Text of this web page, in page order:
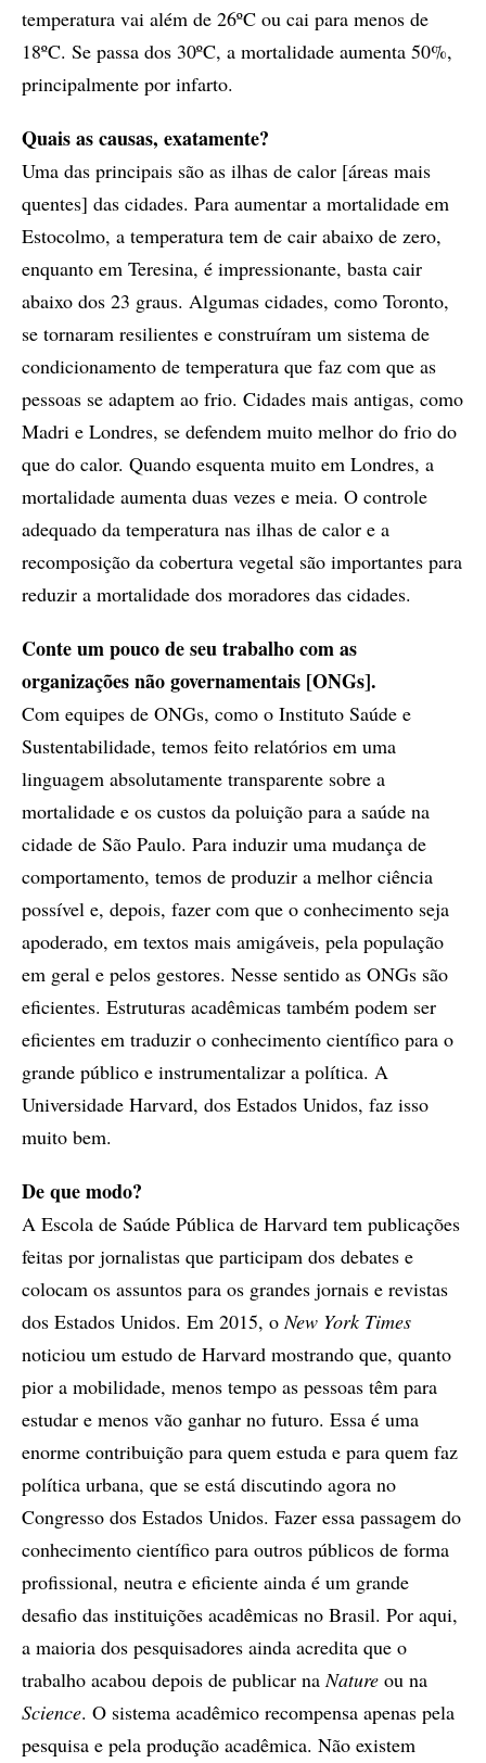
temperatura vai além de 26ºC ou cai para menos de
18ºC. Se passa dos 30ºC, a mortalidade aumenta 50%,
principalmente por infarto.
Quais as causas, exatamente?
Uma das principais são as ilhas de calor [áreas mais
quentes] das cidades. Para aumentar a mortalidade em
Estocolmo, a temperatura tem de cair abaixo de zero,
enquanto em Teresina, é impressionante, basta cair
abaixo dos 23 graus. Algumas cidades, como Toronto,
se tornaram resilientes e construíram um sistema de
condicionamento de temperatura que faz com que as
pessoas se adaptem ao frio. Cidades mais antigas, como
Madri e Londres, se defendem muito melhor do frio do
que do calor. Quando esquenta muito em Londres, a
mortalidade aumenta duas vezes e meia. O controle
adequado da temperatura nas ilhas de calor e a
recomposição da cobertura vegetal são importantes para
reduzir a mortalidade dos moradores das cidades.
Conte um pouco de seu trabalho com as
organizações não governamentais [ONGs].
Com equipes de ONGs, como o Instituto Saúde e
Sustentabilidade, temos feito relatórios em uma
linguagem absolutamente transparente sobre a
mortalidade e os custos da poluição para a saúde na
cidade de São Paulo. Para induzir uma mudança de
comportamento, temos de produzir a melhor ciência
possível e, depois, fazer com que o conhecimento seja
apoderado, em textos mais amigáveis, pela população
em geral e pelos gestores. Nesse sentido as ONGs são
eficientes. Estruturas acadêmicas também podem ser
eficientes em traduzir o conhecimento científico para o
grande público e instrumentalizar a política. A
Universidade Harvard, dos Estados Unidos, faz isso
muito bem.
De que modo?
A Escola de Saúde Pública de Harvard tem publicações
feitas por jornalistas que participam dos debates e
colocam os assuntos para os grandes jornais e revistas
dos Estados Unidos. Em 2015, oNew York Times
noticiou um estudo de Harvard mostrando que, quanto
pior a mobilidade, menos tempo as pessoas têm para
estudar e menos vão ganhar no futuro. Essa é uma
enorme contribuição para quem estuda e para quem faz
política urbana, que se está discutindo agora no
Congresso dos Estados Unidos. Fazer essa passagem do
conhecimento científico para outros públicos de forma
profissional, neutra e eficiente ainda é um grande
desafio das instituições acadêmicas no Brasil. Por aqui,
a maioria dos pesquisadores ainda acredita que o
trabalho acabou depois de publicar naNature ou na
Science. O sistema acadêmico recompensa apenas pela
pesquisa e pela produção acadêmica. Não existem